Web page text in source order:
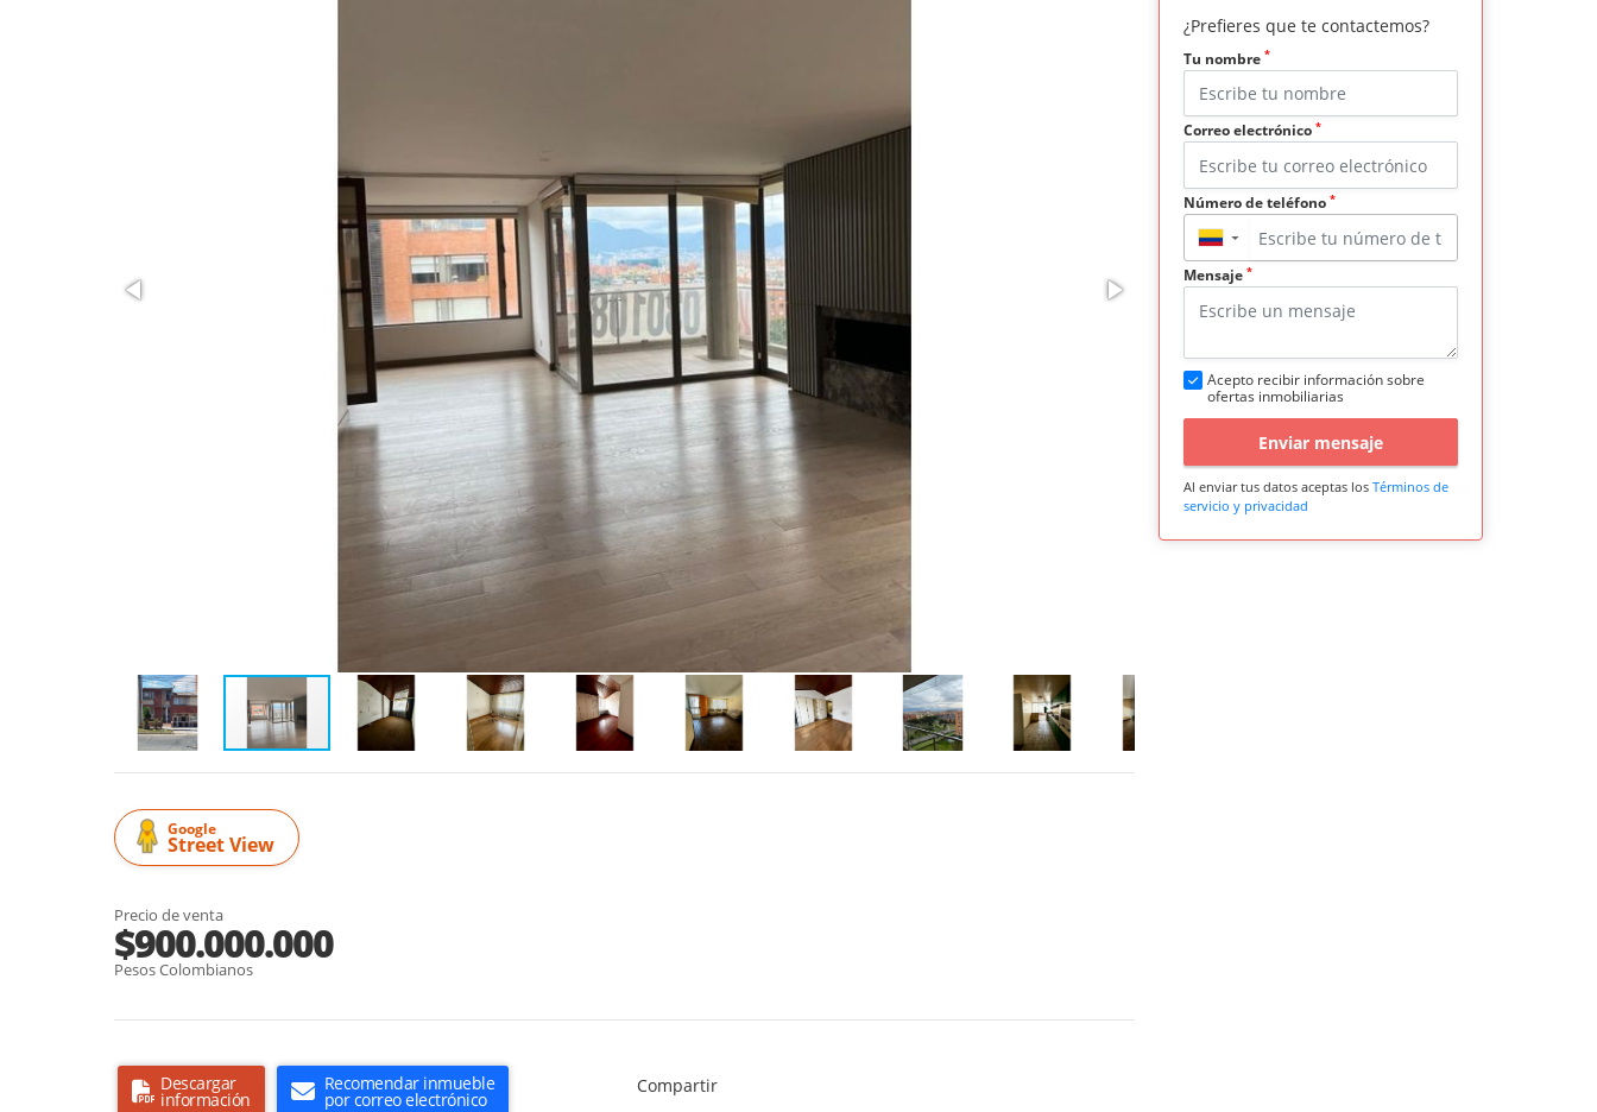
Google
Street View
Precio de venta
$900.000.000
Pesos Colombianos
Descargar
información
Recomendar inmueble
por correo electrónico
Compartir
¿Prefieres que te contactemos?
Tu nombre *
Correo electrónico *
Número de teléfono *
▼
Mensaje *
Acepto recibir información sobre
ofertas inmobiliarias
Enviar mensaje
Al enviar tus datos aceptas los Términos de
servicio y privacidad